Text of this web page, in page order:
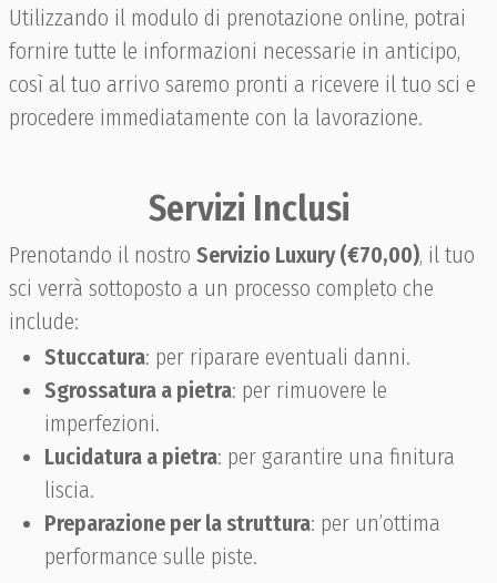
Utilizzando il modulo di prenotazione online, potrai
fornire tutte le informazioni necessarie in anticipo,
così al tuo arrivo saremo pronti a ricevere il tuo sci e
procedere immediatamente con la lavorazione.
Servizi Inclusi
Prenotando il nostro Servizio Luxury (€70,00), il tuo
sci verrà sottoposto a un processo completo che
include:
Stuccatura: per riparare eventuali danni.
Sgrossatura a pietra: per rimuovere le
imperfezioni.
Lucidatura a pietra: per garantire una finitura
liscia.
Preparazione per la struttura: per un’ottima
performance sulle piste.